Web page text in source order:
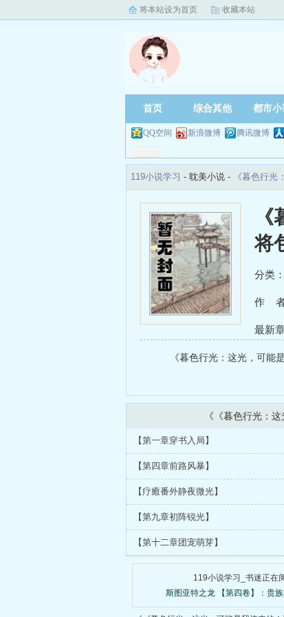
将本站设为首页 收藏本站
首页 综合其他 都市小
QQ空间 新浪微博 腾讯微博
119小说学习 - 耽美小说 - 《暮色行
将
分类
作 者
最新
《暮色行光：这光，可能
《《暮色行光：
【第一章穿书入局】
【第四章前路风暴】
【疗癒番外静夜微光】
【第九章初阵锐光】
【第十二章团宠萌芽】
119小说学习_书迷正在
斯图亚特之龙 【第四卷】：贵